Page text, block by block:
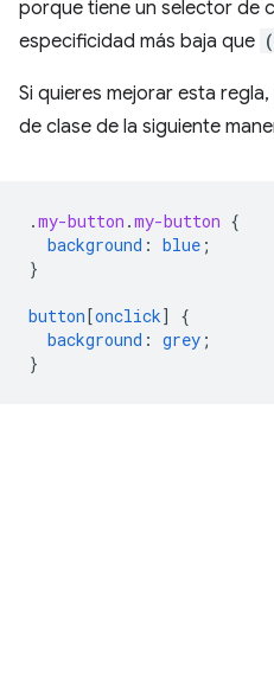
porque tiene un selector de
especificidad más baja que
Si quieres mejorar esta
de clase de la siguiente
.my-button .my-button {
background : blue ;
}
button [onclick]
{
background : grey ;
}